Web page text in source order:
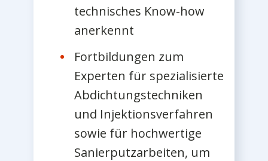
technisches Know-how
anerkennt
Fortbildungen zum
Experten für spezialisierte
Abdichtungstechniken
und Injektionsverfahren
sowie für hochwertige
Sanierputzarbeiten, um